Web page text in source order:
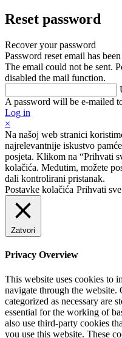
Reset password
Recover your password
Password reset email has been
The email could not be sent.
disabled the mail function.
A password will be e-mailed
Log in
×
Na našoj web stranici
najrelevantnije iskustvo
posjeta. Klikom na “Prihvati
kolačića. Međutim, možete
dali kontrolirani pristanak.
Postavke kolačića Prihvati sve
Zatvori
Privacy Overview
This website uses cookies to
navigate through the website.
categorized as necessary are
essential for the working of
also use third-party cookies
you use this website. These